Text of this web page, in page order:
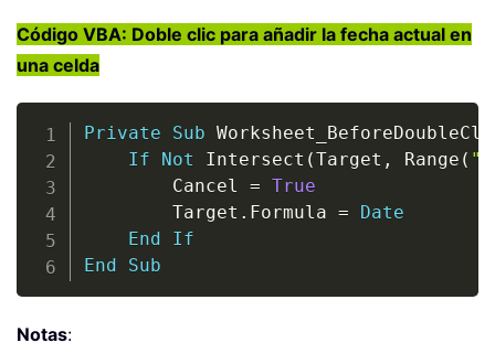
Código VBA: Doble clic para añadir la fecha actual en
una celda
Private Sub
If
Not Intersect (Target , Range (
        Cancel
= True
        Target
. Formula =
Date
End
If
End
Sub
Copy
Notas: